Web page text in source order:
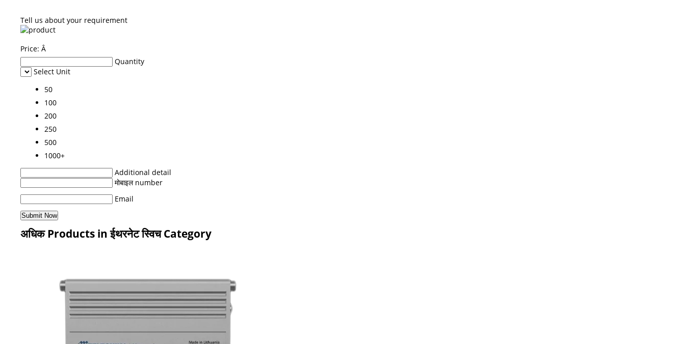
Tell us about your requirement
Price: Â
Quantity
Select Unit
50
100
200
250
500
1000+
Additional detail
मोबाइल number
Email
अधिक Products in ईथरनेट स्विच Category